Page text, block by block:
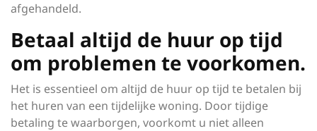
afgehandeld.
Betaal altijd de huur op tijd
om problemen te voorkomen.
Het is essentieel om altijd de huur op tijd te betalen bij
het huren van een tijdelijke woning. Door tijdige
betaling te waarborgen, voorkomt u niet alleen